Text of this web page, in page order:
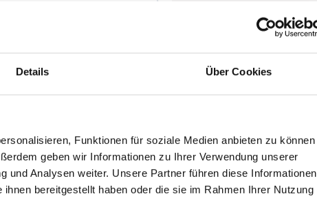
Details Über Cookies
Funktionen für soziale Medien anbieten zu können
geben wir Informationen zu Ihrer Verwendung unserer
und Analysen weiter. Unsere Partner führen diese Informationen
bereitgestellt haben oder die sie im Rahmen Ihrer Nutzung
m2 15
Einbauküche ...
Peter Rascher